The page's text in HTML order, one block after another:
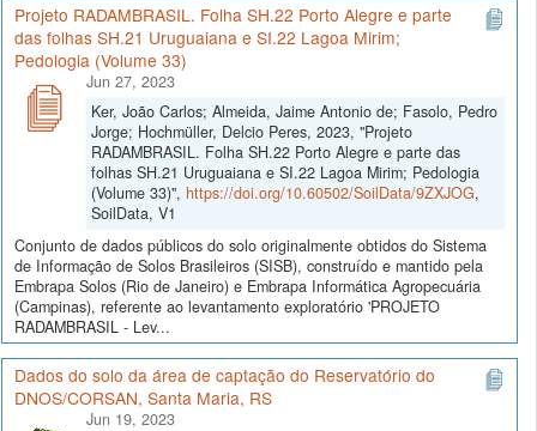
Projeto RADAMBRASIL. Folha SH.22 Porto Alegre e parte
das folhas SH.21 Uruguaiana e SI.22 Lagoa Mirim;
Pedologia (Volume 33)
Jun 27, 2023
Ker, João Carlos; Almeida, Jaime Antonio de; Fasolo, Pedro
Jorge; Hochmüller, Delcio Peres, 2023, "Projeto
RADAMBRASIL. Folha SH.22 Porto Alegre e parte das
folhas SH.21 Uruguaiana e SI.22 Lagoa Mirim; Pedologia
(Volume 33)", https://doi.org/10.60502/SoilData/9ZXJOG,
SoilData, V1
Conjunto de dados públicos do solo originalmente obtidos do Sistema
de Informação de Solos Brasileiros (SISB), construído e mantido pela
Embrapa Solos (Rio de Janeiro) e Embrapa Informática Agropecuária
(Campinas), referente ao levantamento exploratório 'PROJETO
RADAMBRASIL - Lev...
Dados do solo da área de captação do Reservatório do
DNOS/CORSAN, Santa Maria, RS
Jun 19, 2023